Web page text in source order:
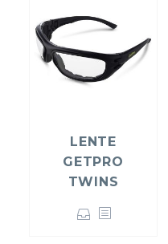
LENTE
GETPRO
TWINS